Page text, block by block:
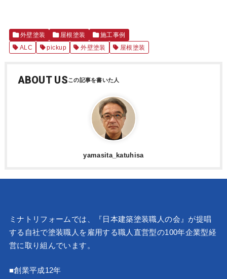
外壁塗装 屋根塗装
施工事例
ALC
pickup 外壁塗装 屋根塗装
ABOUT US
yamasita_katuhisa
ミナトリフォームでは、『 日本建築塗装職人の会 』が提唱
する自社で塗装職人を雇用する職人直営型の100年企業型経
営に取り組んでいます。
■創業平成12年